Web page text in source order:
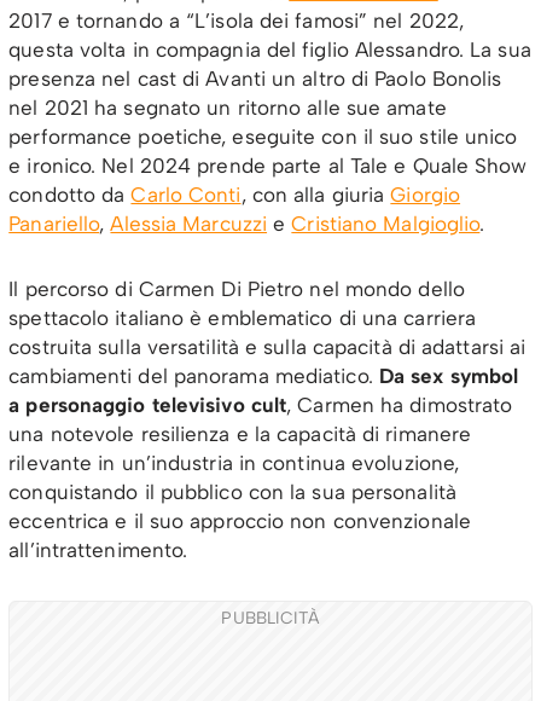
2017 e tornando a “L’isola dei famosi” nel 2022,
questa volta in compagnia del figlio Alessandro. La sua
presenza nel cast di Avanti un altro di Paolo Bonolis
nel 2021 ha segnato un ritorno alle sue amate
performance poetiche, eseguite con il suo stile unico
e ironico. Nel 2024 prende parte al Tale e Quale Show
condotto daCarlo Conti, con alla giuriaGiorgio
Panariello,Alessia Marcuzzi eCristiano Malgioglio.
Il percorso di Carmen Di Pietro nel mondo dello
spettacolo italiano è emblematico di una carriera
costruita sulla versatilità e sulla capacità di adattarsi ai
cambiamenti del panorama mediatico. Da sex symbol
a personaggio televisivo cult, Carmen ha dimostrato
una notevole resilienza e la capacità di rimanere
rilevante in un’industria in continua evoluzione,
conquistando il pubblico con la sua personalità
eccentrica e il suo approccio non convenzionale
all’intrattenimento.
PUBBLICITÀ